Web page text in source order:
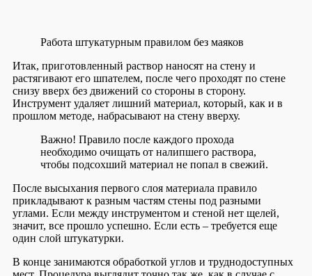
Работа штукатурным правилом без маяков
Итак, приготовленный раствор наносят на стену и
растягивают его шпателем, после чего проходят по стене
снизу вверх без движений со стороны в сторону.
Инструмент удаляет лишний материал, который, как и в
прошлом методе, набрасывают на стену вверху.
Важно! Правило после каждого прохода
необходимо очищать от налипшего раствора,
чтобы подсохший материал не попал в свежий.
После высыхания первого слоя материала правило
прикладывают к разным частям стены под разными
углами. Если между инструментом и стеной нет щелей,
значит, все прошло успешно. Если есть – требуется еще
один слой штукатурки.
В конце занимаются обработкой углов и труднодоступных